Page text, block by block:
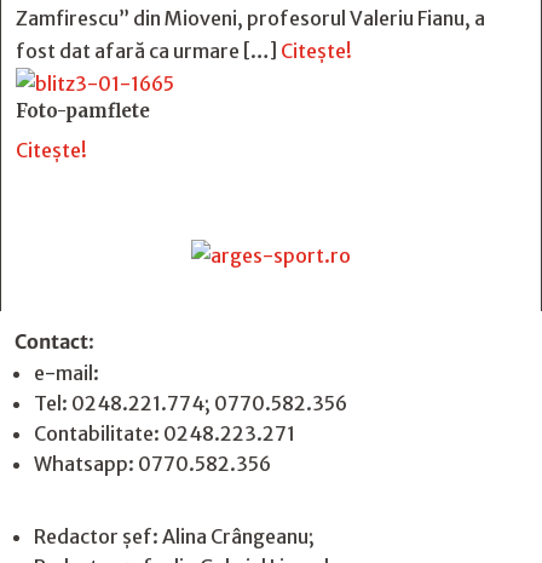
Zamfirescu” din Mioveni, profesorul Valeriu Fianu, a
fost dat afară ca urmare […] Citește!
Foto-pamflete
Citește!
Contact:
e-mail:
Tel: 0248.221.774; 0770.582.356
Contabilitate: 0248.223.271
Whatsapp: 0770.582.356
Redactor șef: Alina Crângeanu;